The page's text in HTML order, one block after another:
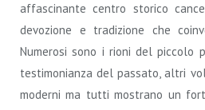
affascinante centro storico
devozione e tradizione che
Numerosi sono i rioni del piccolo
testimonianza del passato, altri
moderni ma tutti mostrano un